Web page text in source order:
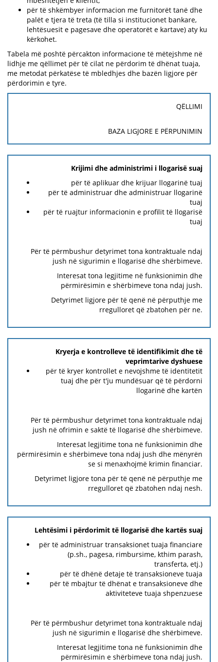
për të shkëmbyer informacion me furnitorët tanë dhe
palët e tjera të treta (të tilla si institucionet bankare,
lehtësuesit e pagesave dhe operatorët e kartave) aty ku
kërkohet.
Tabela më poshtë përcakton informacione të mëtejshme në
lidhje me qëllimet për të cilat ne përdorim të dhënat tuaja,
me metodat përkatëse të mbledhjes dhe bazën ligjore për
përdorimin e tyre.
QËLLIMI
BAZA LIGJORE E PËRPUNIMIN
Krijimi dhe administrimi i llogarisë suaj
për të aplikuar dhe krijuar llogarinë tuaj
për të administruar dhe administruar llogarinë
tuaj
për të ruajtur informacionin e profilit të llogarisë
tuaj
Për të përmbushur detyrimet tona kontraktuale ndaj
jush në sigurimin e llogarisë dhe shërbimeve.
Interesat tona legjitime në funksionimin dhe
përmirësimin e shërbimeve tona ndaj jush.
Detyrimet ligjore për të qenë në përputhje me
rregulloret që zbatohen për ne.
Kryerja e kontrolleve të identifikimit dhe të
veprimtarive dyshuese
për të kryer kontrollet e nevojshme të identitetit
tuaj dhe për t'ju mundësuar që të përdorni
llogarinë dhe kartën
Për të përmbushur detyrimet tona kontraktuale ndaj
jush në ofrimin e saktë të llogarisë dhe shërbimeve.
Interesat legjitime tona në funksionimin dhe
përmirësimin e shërbimeve tona ndaj jush dhe mënyrën
se si menaxhojmë krimin financiar.
Detyrimet ligjore tona për të qenë në përputhje me
rregulloret që zbatohen ndaj nesh.
Lehtësimi i përdorimit të llogarisë dhe kartës suaj
për të administruar transaksionet tuaja financiare
(p.sh., pagesa, rimbursime, kthim parash,
transferta, etj.)
për të dhënë detaje të transaksioneve tuaja
për të mbajtur të dhënat e transaksioneve dhe
aktiviteteve tuaja shpenzuese
Për të përmbushur detyrimet tona kontraktuale ndaj
jush në sigurimin e llogarisë dhe shërbimeve.
Interesat legjitime tona në funksionimin dhe
përmirësimin e shërbimeve tona ndaj jush.